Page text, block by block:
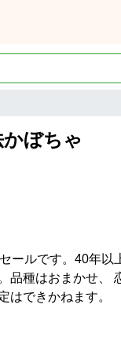
ぼちゃ
ールです。40年以
品種はおまかせ、
はできかねます。